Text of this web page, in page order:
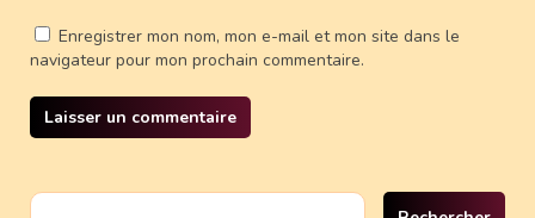
Enregistrer mon nom, mon e-mail et mon site dans le
navigateur pour mon prochain commentaire.
Rechercher :